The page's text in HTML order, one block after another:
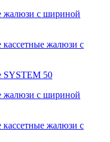
жалюзи с шириной
жалюзи с
SYSTEM 50
жалюзи с шириной
жалюзи с